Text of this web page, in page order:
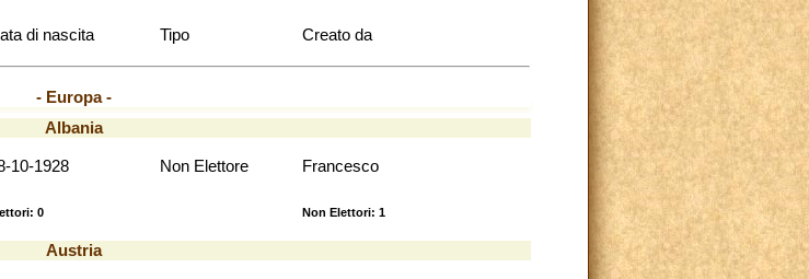
di nascita Tipo Creato da
- Europa -
Albania
10-1928 Non Elettore Francesco
0 Non Elettori: 1
Austria